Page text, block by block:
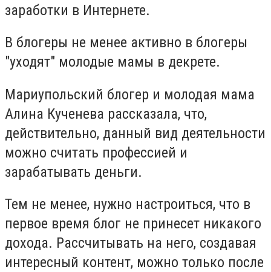
заработки в Интернете.
В блогеры не менее активно в блогеры
"уходят" молодые мамы в декрете.
Мариупольский блогер и молодая мама
Алина Кученева рассказала, что,
действительно, данный вид деятельности
можно считать профессией и
зарабатывать деньги.
Тем не менее, нужно настроиться, что в
первое время блог не принесет никакого
дохода. Рассчитывать на него, создавая
интересный контент, можно только после